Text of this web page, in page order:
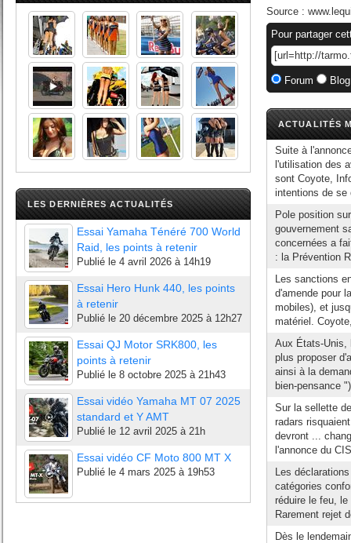
LES DERNIÈRES ACTUALITÉS
Essai Yamaha Ténéré 700 World
Raid, les points à retenir
Publié le 4 avril 2026 à 14h19
Essai Hero Hunk 440, les points
à retenir
Publié le 20 décembre 2025 à 12h27
Essai QJ Motor SRK800, les
points à retenir
Publié le 8 octobre 2025 à 21h43
Essai vidéo Yamaha MT 07 2025
standard et Y AMT
Publié le 12 avril 2025 à 21h
Essai vidéo CF Moto 800 MT X
Publié le 4 mars 2025 à 19h53
Source :
Pour partager
Forum
ACTUALITÉS
Suite à
l'utilisation des
sont Coyote,
intentions de se
Pole position
gouvernement
concernées a
: la Prévention
Les sanctions
d'amende pour
mobiles), et
matériel.
Aux États-Unis,
plus proposer
ainsi à la
bien-pensance
Sur la sellette
radars
devront ...
l'annonce du
Les
catégories
réduire le feu,
Rarement rejet
Dès le